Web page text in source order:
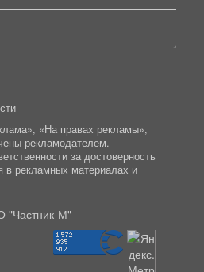
«На правах рекламы»,
рекламодателем.
за достоверность
рекламных материалах и
"Частник-М"